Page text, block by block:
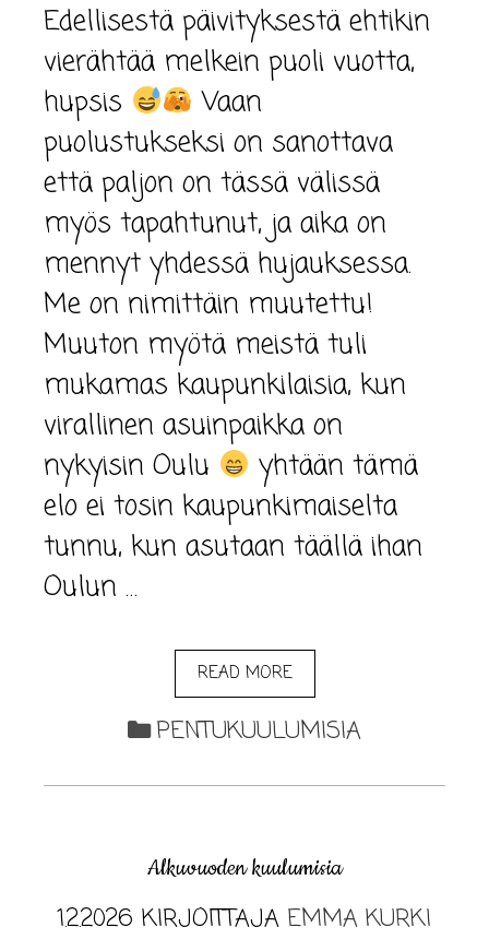
Edellisestä päivityksestä ehtikin
vierähtää melkein puoli vuotta,
hupsis
Vaan
puolustukseksi on sanottava
että paljon on tässä välissä
myös tapahtunut, ja aika on
mennyt yhdessä hujauksessa.
Me on nimittäin muutettu!
Muuton myötä meistä tuli
mukamas kaupunkilaisia, kun
virallinen asuinpaikka on
nykyisin Oulu
yhtään tämä
elo ei tosin kaupunkimaiselta
tunnu, kun asutaan täällä ihan
Oulun …
READ MORE
PENTUKUULUMISIA
Alkuvuoden kuulumisia
1.2.2026 KIRJOITTAJA EMMA KURKI